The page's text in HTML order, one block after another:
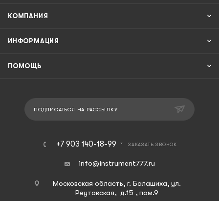
КОМПАНИЯ
ИНФОРМАЦИЯ
ПОМОЩЬ
ПОДПИСАТЬСЯ НА РАССЫЛКУ
+7 903 140-18-99 ЗАКАЗАТЬ ЗВОНОК
info@instrument777.ru
Московская область, г. Балашиха, ул.
Реутовская, д.15 , пом.9